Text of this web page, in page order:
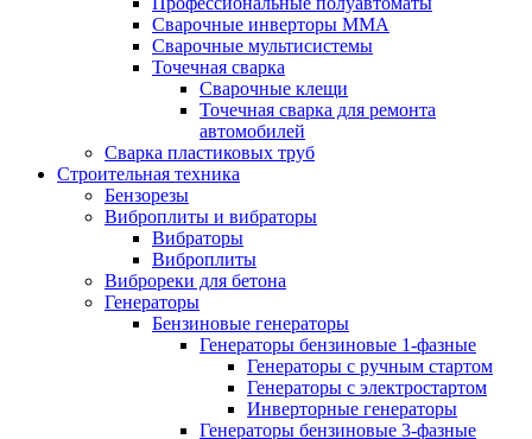
Сварочные инверторы ММА
Сварочные мультисистемы
Точечная сварка
Сварочные клещи
Точечная сварка для ремонта
автомобилей
Сварка пластиковых труб
Строительная техника
Бензорезы
Виброплиты и вибраторы
Вибраторы
Виброплиты
Виброреки для бетона
Генераторы
Бензиновые генераторы
Генераторы бензиновые 1-фазные
Генераторы с ручным стартом
Генераторы с электростартом
Инверторные генераторы
Генераторы бензиновые 3-фазные